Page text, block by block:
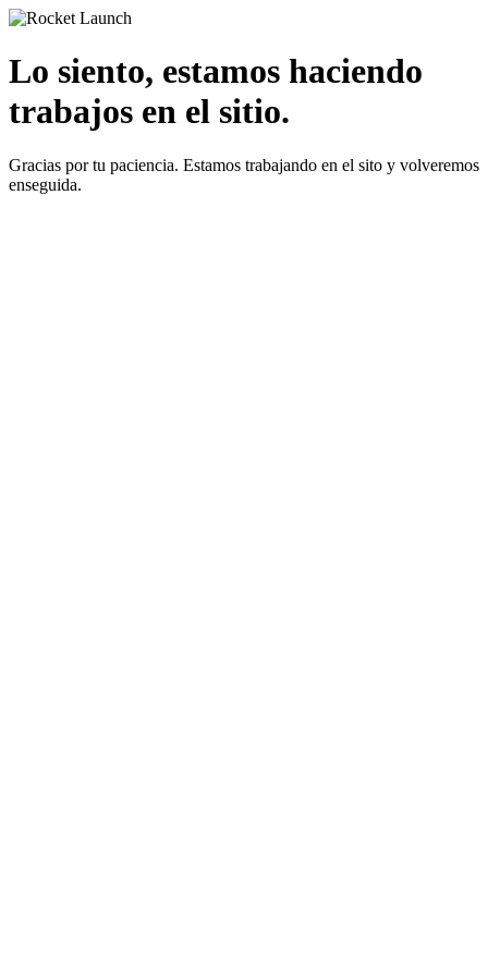
Lo siento, estamos haciendo
trabajos en el sitio.
Gracias por tu paciencia. Estamos trabajando en el sito y volveremos
enseguida.